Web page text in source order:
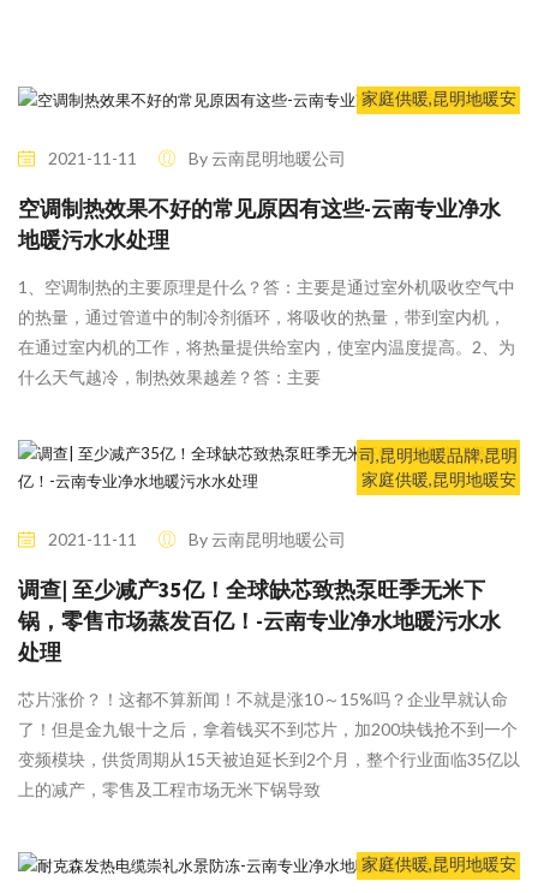
家庭供暖,昆明地暖安
2021-11-11 By 云南昆明地暖公司
空调制热效果不好的常见原因有这些-云南专业净水
地暖污水水处理
1、空调制热的主要原理是什么？答：主要是通过室外机吸收空气中
的热量，通过管道中的制冷剂循环，将吸收的热量，带到室内机，
在通过室内机的工作，将热量提供给室内，使室内温度提高。2、为
什么天气越冷，制热效果越差？答：主要
6 Likes 行业新闻
司,昆明地暖品牌,昆明
家庭供暖,昆明地暖安
2021-11-11 By 云南昆明地暖公司
调查| 至少减产35亿！全球缺芯致热泵旺季无米下
锅，零售市场蒸发百亿！-云南专业净水地暖污水水
处理
芯片涨价？！这都不算新闻！不就是涨10～15%吗？企业早就认命
了！但是金九银十之后，拿着钱买不到芯片，加200块钱抢不到一个
变频模块，供货周期从15天被迫延长到2个月，整个行业面临35亿以
上的减产，零售及工程市场无米下锅导致
7 Likes 行业新闻
昆明地暖公司,昆明采
家庭供暖,昆明地暖安